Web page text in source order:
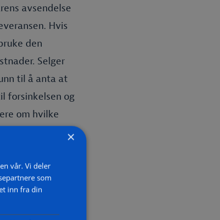
avsendelse
Hvis
den
Selger
til å anta at
forsinkelsen og
om hvilke
kan CE
og prøver
×
vår. Vi deler
som
inn fra din